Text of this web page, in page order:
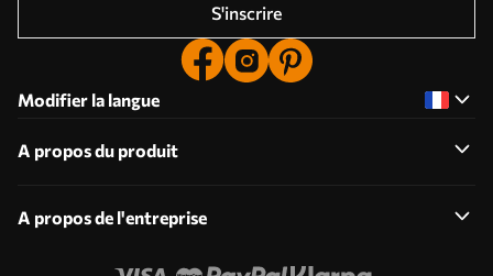
S'inscrire
Modifier la langue
A propos du produit
A propos de l'entreprise